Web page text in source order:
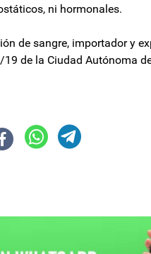
ni hormonales.
de sangre, importador y
de la Ciudad Autónoma